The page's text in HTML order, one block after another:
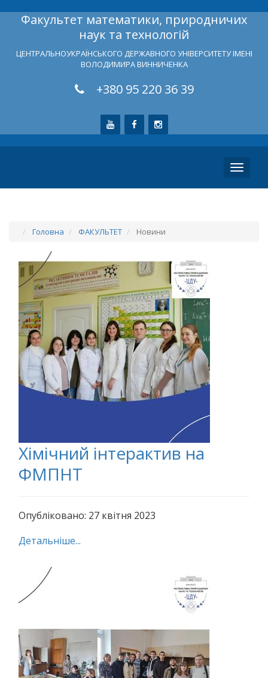
Факультет математики, природничих
наук та технологій
ЦЕНТРАЛЬНОУКРАЇНСЬКОГО ДЕРЖАВНОГО УНІВЕРСИТЕТУ ІМЕНІ
ВОЛОДИМИРА ВИННИЧЕНКА
+380 95 220 36 39
Toggle
Головна ФАКУЛЬТЕТ Новини
Хімічний інтерактив на
ФМПНТ
Опубліковано: 27 квітня 2023
Детальніше...